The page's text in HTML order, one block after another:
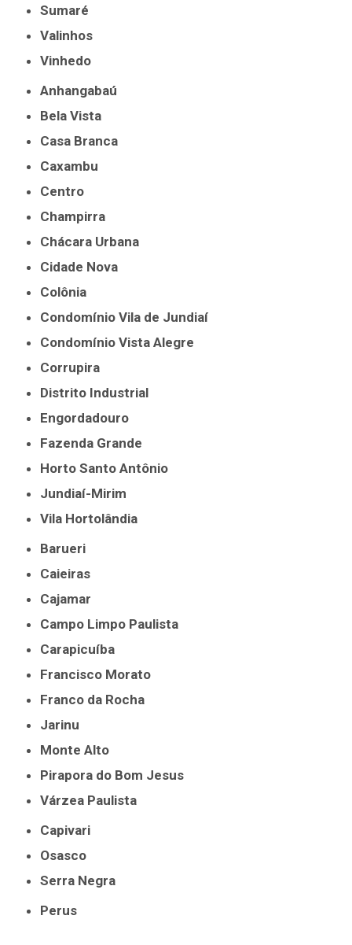
Sumaré
Valinhos
Vinhedo
Anhangabaú
Bela Vista
Casa Branca
Caxambu
Centro
Champirra
Chácara Urbana
Cidade Nova
Colônia
Condomínio Vila de Jundiaí
Condomínio Vista Alegre
Corrupira
Distrito Industrial
Engordadouro
Fazenda Grande
Horto Santo Antônio
Jundiaí-Mirim
Vila Hortolândia
Barueri
Caieiras
Cajamar
Campo Limpo Paulista
Carapicuíba
Francisco Morato
Franco da Rocha
Jarinu
Monte Alto
Pirapora do Bom Jesus
Várzea Paulista
Capivari
Osasco
Serra Negra
Perus